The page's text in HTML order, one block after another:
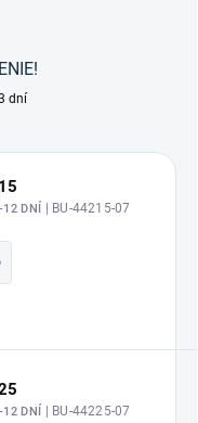
dní
12 DNÍ | BU-44215-07
12 DNÍ | BU-44225-07